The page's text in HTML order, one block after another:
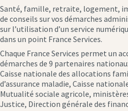
Santé, famille, retraite, logement,
de conseils sur vos démarches
sur l’utilisation d’un service
dans un point France Services.
Chaque France Services permet un
démarches de 9 partenaires
Caisse nationale des allocations
d’assurance maladie, Caisse
Mutualité sociale agricole,
Justice, Direction générale des